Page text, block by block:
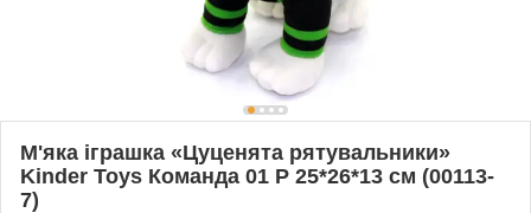
М'яка іграшка «Цуценята рятувальники»
Kinder Toys Команда 01 Р 25*26*13 см (00113-
7)